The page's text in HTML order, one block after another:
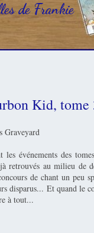
de Frankie
Kid, tome
Graveyard
les événements des
retrouvés au milieu de
de chant un peu
disparus... Et quand le
à tout...